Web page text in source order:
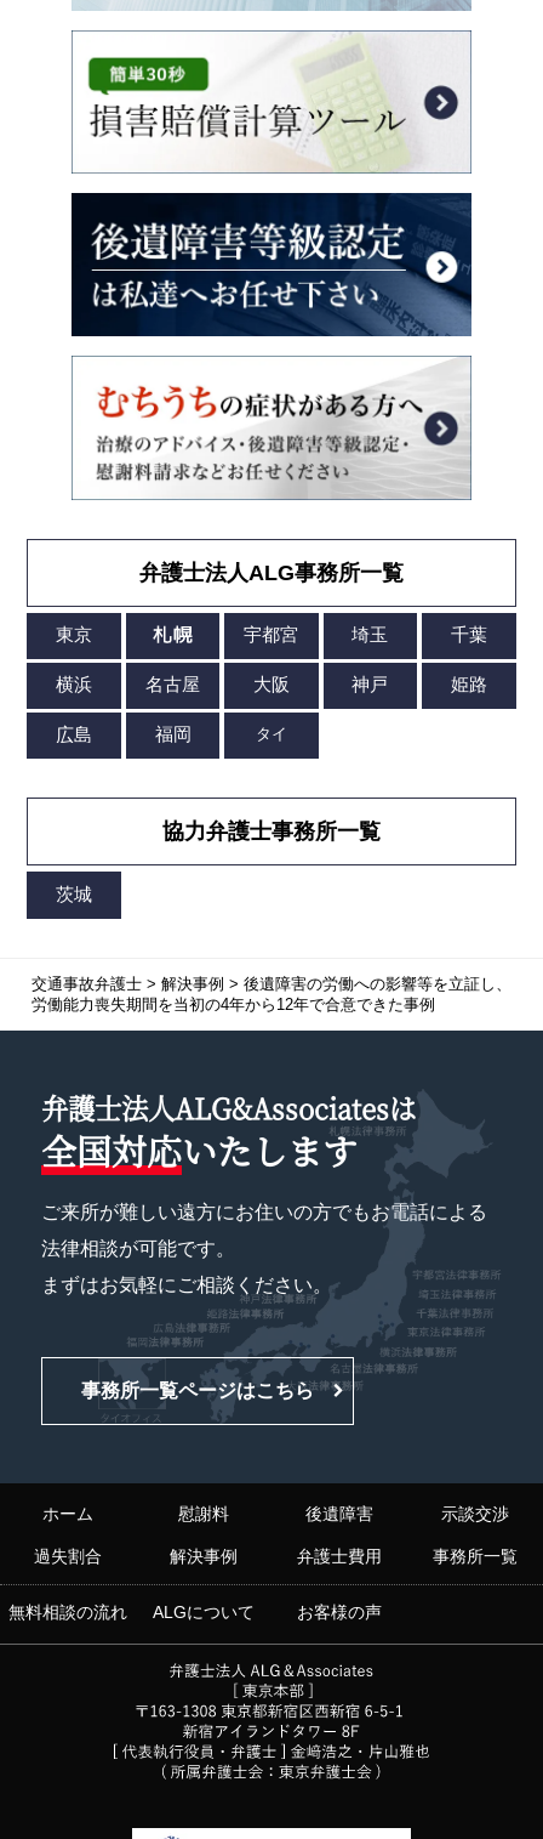
弁護士法人ALG事務所一覧
協力弁護士事務所一覧
交通事故弁護士> 解決事例 > 後遺障害の労働への影響等を立証し、
労働能力喪失期間を当初の4年から12年で合意できた事例
弁護士法人ALG&Associatesは
全国対応いたします
ご来所が難しい遠方にお住いの方でもお電話による
法律相談が可能です。
まずはお気軽にご相談ください。
事務所一覧ページはこちら
ホーム 慰謝料 後遺障害 示談交渉
過失割合 解決事例 弁護士費用 事務所一覧
無料相談の流れ ALGについて お客様の声